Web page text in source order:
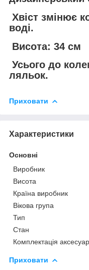
Хвіст змінює
воді.
Висота: 34 см
Усього до
ляльок.
Приховати
Характеристики
Основні
Виробник
Висота
Країна виробник
Вікова група
Тип
Стан
Комплектація
Приховати